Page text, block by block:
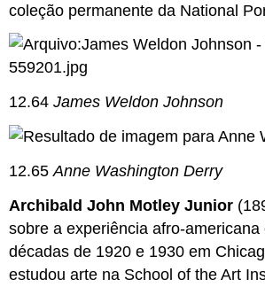
coleção permanente da National
12.64James Weldon Johnson
12.65Anne Washington Derry
Archibald John Motley Junior
sobre a experiência afro-americana
décadas de 1920 e 1930 em
estudou arte na School of the Art